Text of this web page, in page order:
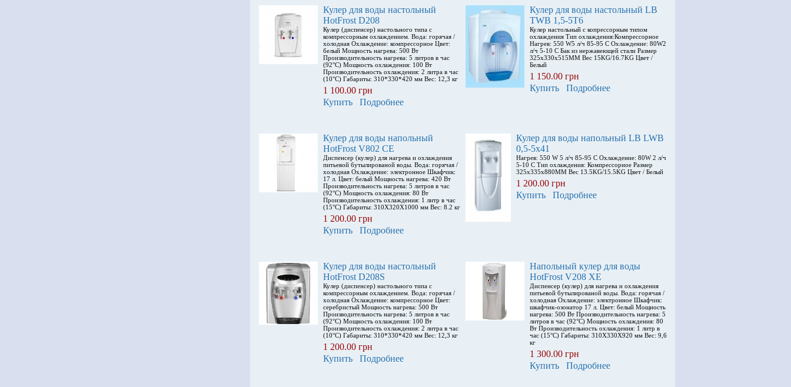
Кулер для воды настольный
HotFrost D208
Кулер (диспенсер) настольного типа с
компрессорным охлаждением. Вода: горячая /
холодная Охлаждение: компрессорное Цвет:
белый Мощность нагрева: 500 Вт
Производительность нагрева: 5 литров в час
(92°С) Мощность охлаждения: 100 Вт
Производительность охлаждения: 2 литра в час
(10°С) Габариты: 310*330*420 мм Вес: 12,3 кг
1 100.00 грн
Купить
Подробнее
Кулер для воды настольный LB
TWB 1,5-5Т6
Кулер настольный с копрессорным типом
охлаждения Тип охлаждения:Компрессорное
Нагрев: 550 W5 л/ч 85-95 С Охлаждение: 80W2
л/ч 5-10 С Бак из нержавеющей стали Размер
325x330x515MM Вес 15KG/16.7KG Цвет /
Белый
1 150.00 грн
Купить
Подробнее
Кулер для воды напольный
HotFrost V802 CE
Диспенсер (кулер) для нагрева и охлаждения
питьевой бутылированой воды. Вода: горячая /
холодная Охлаждение: электронное Шкафчик:
17 л. Цвет: белый Мощность нагрева: 420 Вт
Производительность нагрева: 5 литров в час
(92°С) Мощность охлаждения: 80 Вт
Производительность охлаждения: 1 литр в час
(15°С) Габариты: 310X320X1000 мм Вес: 8.2 кг
1 200.00 грн
Купить
Подробнее
Кулер для воды напольный LB LWB
0,5-5x41
Нагрев: 550 W 5 л/ч 85-95 С Охлаждение: 80W 2 л/ч
5-10 С Тип охлаждения: Компрессорное Размер
325x335x880MM Вес 13.5KG/15.5KG Цвет / Белый
1 200.00 грн
Купить
Подробнее
Кулер для воды настольный
HotFrost D208S
Кулер (диспенсер) настольного типа с
компрессорным охлаждением. Вода: горячая /
холодная Охлаждение: компрессорное Цвет:
серебристый Мощность нагрева: 500 Вт
Производительность нагрева: 5 литров в час
(92°С) Мощность охлаждения: 100 Вт
Производительность охлаждения: 2 литра в час
(10°С) Габариты: 310*330*420 мм Вес: 12,3 кг
1 200.00 грн
Купить
Подробнее
Напольный кулер для воды
HotFrost V208 XE
Диспенсер (кулер) для нагрева и охлаждения
питьевой бутылированой воды. Вода: горячая /
холодная Охлаждение: электронное Шкафчик:
шкафчик-озонатор 17 л. Цвет: белый Мощность
нагрева: 500 Вт Производительность нагрева: 5
литров в час (92°С) Мощность охлаждения: 80
Вт Производительность охлаждения: 1 литр в
час (15°С) Габариты: 310X330X920 мм Вес: 9,6
кг
1 300.00 грн
Купить
Подробнее